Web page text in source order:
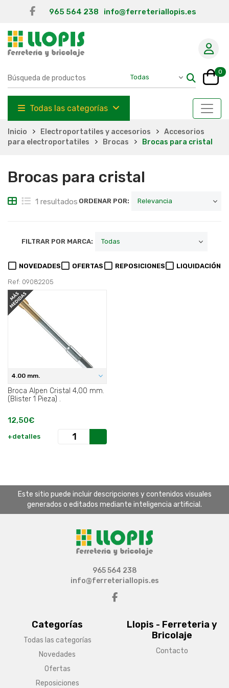
965 564 238 info@ferreteriallopis.es
0
Todas las categorías
Inicio Electroportatiles y accesorios
Accesorios
para electroportatiles
Brocas Brocas para cristal
Brocas para cristal
1 resultados ORDENAR POR:
FILTRAR POR MARCA:
NOVEDADES OFERTAS REPOSICIONES LIQUIDACIÓN
Ref: 09082205
4.00 mm.
Broca Alpen Cristal 4,00 mm.
(Blister 1 Pieza) .
12,50€
+detalles
Este sitio puede incluir descripciones y contenidos visuales
generados o editados mediante inteligencia artificial.
Categorías
Todas las categorías
Novedades
Ofertas
Reposiciones
Llopis - Ferreteria y
Bricolaje
Contacto
965 564 238
info@ferreteriallopis.es